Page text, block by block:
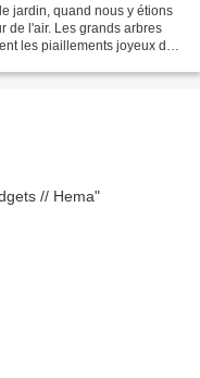
jardin, quand nous y étions
de l'air. Les grands arbres
les piaillements joyeux des